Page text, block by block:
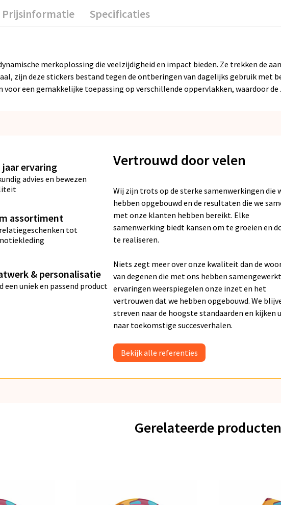
Prijsinformatie Specificaties
merkoplossing die veelzijdigheid en impact bieden. Ze trekken de
zijn deze stickers bestand tegen de ontberingen van dagelijks gebruik met
voor een gemakkelijke toepassing op verschillende oppervlakken, waardoor
jaar ervaring
advies en bewezen
assortiment
tot
& personalisatie
een uniek en passend product
Vertrouwd door velen
Wij zijn trots op de sterke samenwerkingen die
hebben opgebouwd en de resultaten die we
met onze klanten hebben bereikt. Elke
samenwerking biedt kansen om te groeien en
te realiseren.
Niets zegt meer over onze kwaliteit dan de
van degenen die met ons hebben
ervaringen weerspiegelen onze inzet en het
vertrouwen dat we hebben opgebouwd. We
streven naar de hoogste standaarden en kijken
naar toekomstige succesverhalen.
Bekijk alle referenties
Gerelateerde producten